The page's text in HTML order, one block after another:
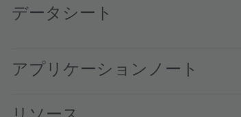
データシート
アプリケーションノート